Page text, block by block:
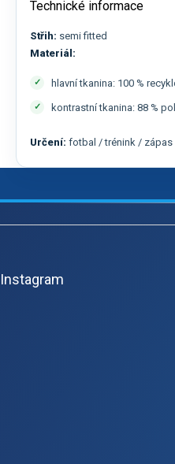
Technické informace
Střih: semi fitted
Materiál:
hlavní tkanina: 100 %
kontrastní tkanina: 88 %
Určení: fotbal / trénink / zápas
Z
Instagram